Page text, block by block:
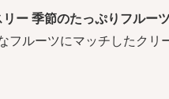
ー 季節のたっぷりフルー
フルーツにマッチしたクリ